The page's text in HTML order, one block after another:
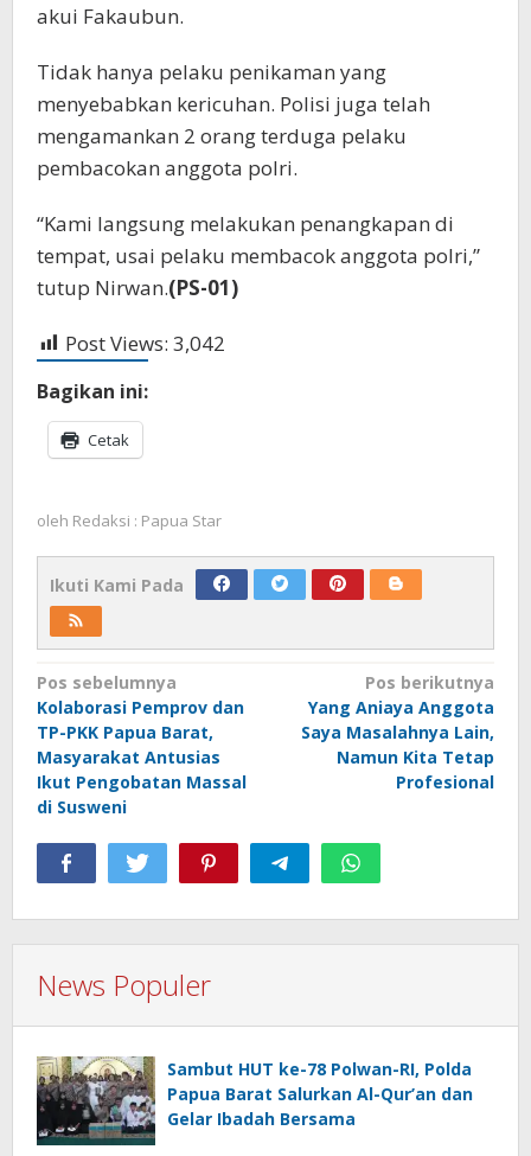
akui Fakaubun.
Tidak hanya pelaku penikaman yang
menyebabkan kericuhan. Polisi juga telah
mengamankan 2 orang terduga pelaku
pembacokan anggota polri.
“Kami langsung melakukan penangkapan di
tempat, usai pelaku membacok anggota polri,”
tutup Nirwan.(PS-01)
Post Views: 3,042
Bagikan ini:
Cetak
oleh Redaksi : Papua Star
Ikuti Kami Pada
Navigasi
pos
Pos sebelumnya
Kolaborasi Pemprov dan
TP-PKK Papua Barat,
Masyarakat Antusias
Ikut Pengobatan Massal
di Susweni
Pos berikutnya
Yang Aniaya Anggota
Saya Masalahnya Lain,
Namun Kita Tetap
Profesional
News Populer
Sambut HUT ke-78 Polwan-RI, Polda
Papua Barat Salurkan Al-Qur’an dan
Gelar Ibadah Bersama